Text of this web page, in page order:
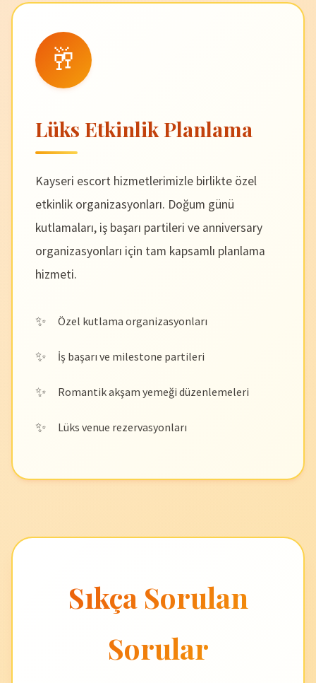
🥂
Lüks Etkinlik Planlama
Kayseri escort hizmetlerimizle birlikte özel
etkinlik organizasyonları. Doğum günü
kutlamaları, iş başarı partileri ve anniversary
organizasyonları için tam kapsamlı planlama
hizmeti.
Özel kutlama organizasyonları
İş başarı ve milestone partileri
Romantik akşam yemeği düzenlemeleri
Lüks venue rezervasyonları
Sıkça Sorulan
Sorular